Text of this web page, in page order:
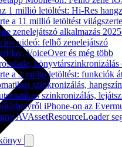
1 millió letöltést: Hi-Res
a 11 millió letöltést világszerte
zenelejátszó alkalmazás
videó: felhő zenelejátszó
VoiceOver és még több
könyvtárszinkronizálás
a 3 millió letöltést: funkciók
szinkronizálás,
szinkronizálás,
iPhone-on az
AVAssetResourceLoader